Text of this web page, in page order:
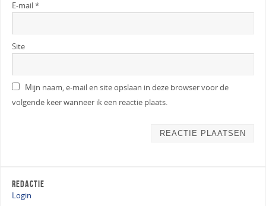
E-mail*
Site
Mijn naam, e-mail en site opslaan in deze browser voor de
volgende keer wanneer ik een reactie plaats.
REDACTIE
Login